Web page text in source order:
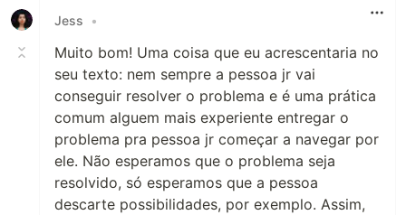
Jess •
Muito bom! Uma coisa que eu acrescentaria no
seu texto: nem sempre a pessoa jr vai
conseguir resolver o problema e é uma prática
comum alguem mais experiente entregar o
problema pra pessoa jr começar a navegar por
ele. Não esperamos que o problema seja
resolvido, só esperamos que a pessoa
descarte possibilidades, por exemplo. Assim,